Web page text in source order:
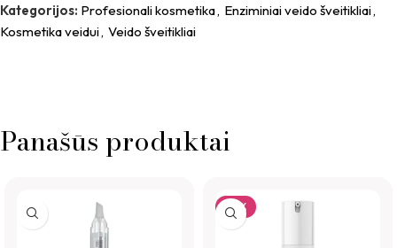
Jūsų įvertinimas *
Kategorijos: Profesionali kosmetika, Enziminiai veido šveitikliai,
Kosmetika veidui, Veido šveitikliai
Panašūs produktai
-12%